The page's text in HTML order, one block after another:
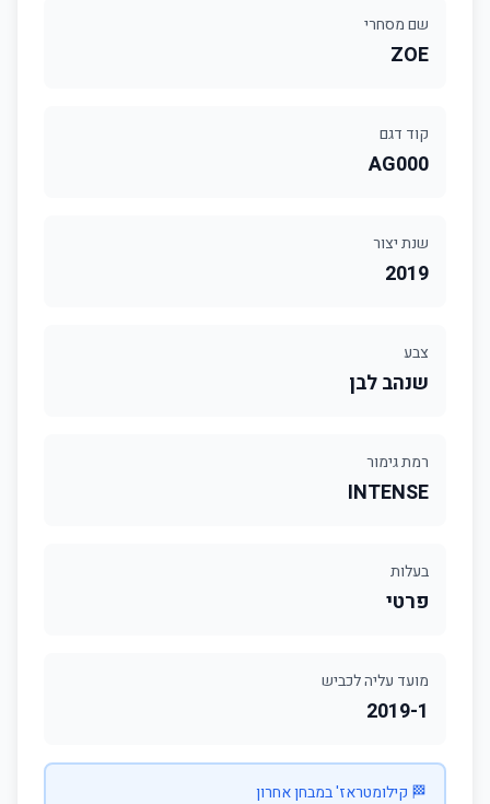
שם מסחרי
ZOE
קוד דגם
AG000
שנת יצור
2019
צבע
שנהב לבן
רמת גימור
INTENSE
בעלות
פרטי
מועד עליה לכביש
2019-1
🏁 קילומטראז' במבחן אחרון